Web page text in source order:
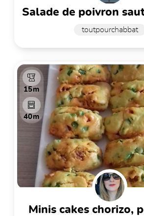
salade de poivron
toutpourchabbat
15m
40m
minis cakes chorizo, poivron et